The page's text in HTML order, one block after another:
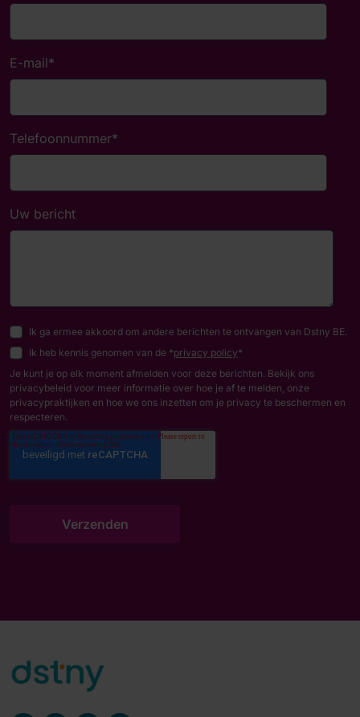
E-mail*
Telefoonnummer*
Uw bericht
Ik ga ermee akkoord om andere berichten te ontvangen van Dstny BE.
Ik heb kennis genomen van de *privacy policy*
Je kunt je op elk moment afmelden voor deze berichten. Bekijk ons
privacybeleid voor meer informatie over hoe je af te melden, onze
privacypraktijken en hoe we ons inzetten om je privacy te beschermen en
respecteren.